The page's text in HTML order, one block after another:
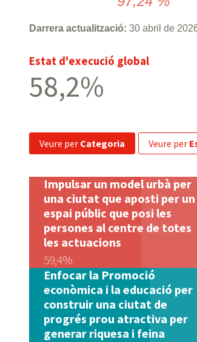
Darrera actualització: 30 abril de
Estat d'execució global
58,2%
veure per Categoria veure per
Impulsar un model urbà per
una ciutat que aposti per un
espai públic que posi les
persones al centre de totes
les actuacions
59,4%
Enfocar la Promoció
econòmica i la educació per
construir una ciutat de
progrés prou atractiva per
generar riquesa i feina